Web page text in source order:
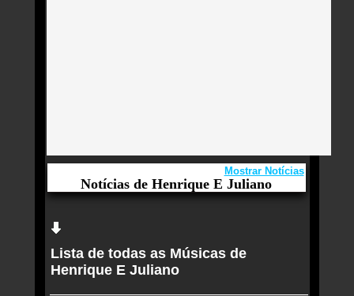
Notícias de Henrique E Juliano
Mostrar Notícias
Aqui você curte Henrique E Juliano e seus
Sucessos, Antigas, Novas e os Lançamentos.
Henrique & Juliano levam turnê "Manifesto
Musical" para Belo Horizonte
Lista de todas as Músicas de
Henrique E Juliano